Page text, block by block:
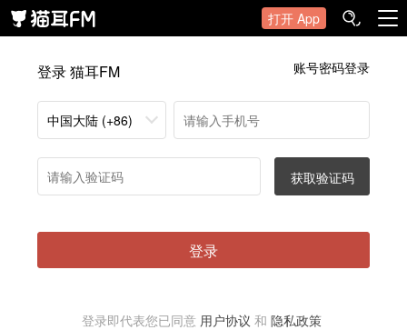
打开 App
登录 猫耳FM 账号密码登录
中国大陆 (+86)
获取验证码
登录
登录即代表您已同意 用户协议 和 隐私政策